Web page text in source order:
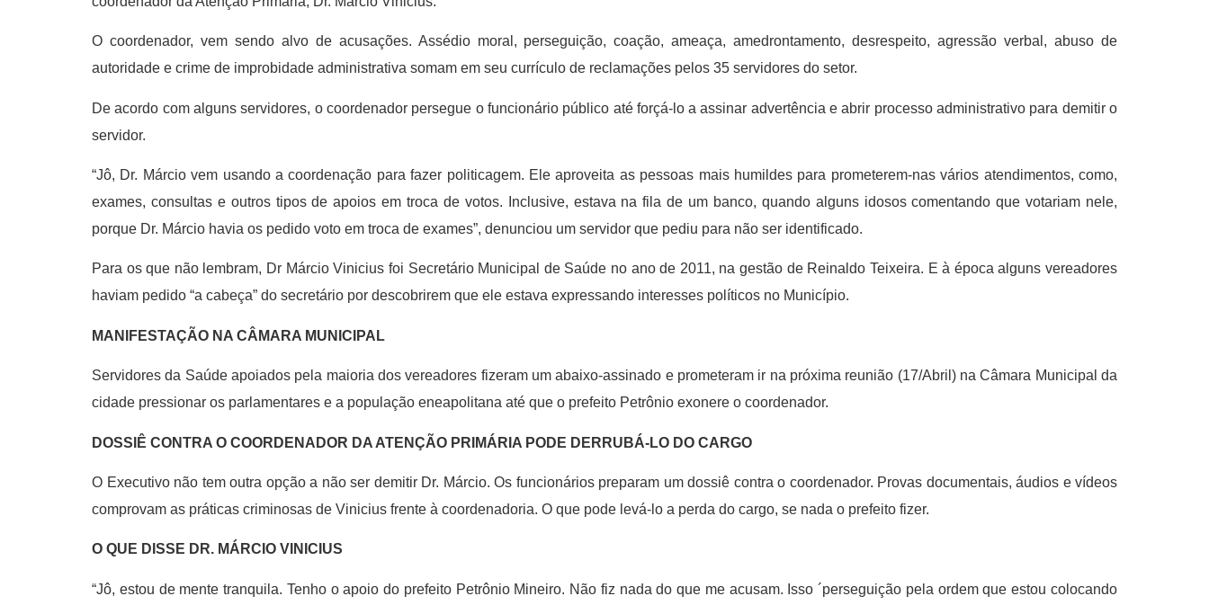
O coordenador, vem sendo alvo de acusações. Assédio moral, perseguição, coação, ameaça, amedrontamento, desrespeito, agressão verbal, abuso de
autoridade e crime de improbidade administrativa somam em seu currículo de reclamações pelos 35 servidores do setor.
De acordo com alguns servidores, o coordenador persegue o funcionário público até forçá-lo a assinar advertência e abrir processo administrativo para demitir o
servidor.
“Jô, Dr. Márcio vem usando a coordenação para fazer politicagem. Ele aproveita as pessoas mais humildes para prometerem-nas vários atendimentos, como,
exames, consultas e outros tipos de apoios em troca de votos. Inclusive, estava na fila de um banco, quando alguns idosos comentando que votariam nele,
porque Dr. Márcio havia os pedido voto em troca de exames”, denunciou um servidor que pediu para não ser identificado.
Para os que não lembram, Dr Márcio Vinicius foi Secretário Municipal de Saúde no ano de 2011, na gestão de Reinaldo Teixeira. E à época alguns vereadores
haviam pedido “a cabeça” do secretário por descobrirem que ele estava expressando interesses políticos no Município.
MANIFESTAÇÃO NA CÂMARA MUNICIPAL
Servidores da Saúde apoiados pela maioria dos vereadores fizeram um abaixo-assinado e prometeram ir na próxima reunião (17/Abril) na Câmara Municipal da
cidade pressionar os parlamentares e a população eneapolitana até que o prefeito Petrônio exonere o coordenador.
DOSSIÊ CONTRA O COORDENADOR DA ATENÇÃO PRIMÁRIA PODE DERRUBÁ-LO DO CARGO
O Executivo não tem outra opção a não ser demitir Dr. Márcio. Os funcionários preparam um dossiê contra o coordenador. Provas documentais, áudios e vídeos
comprovam as práticas criminosas de Vinicius frente à coordenadoria. O que pode levá-lo a perda do cargo, se nada o prefeito fizer.
O QUE DISSE DR. MÁRCIO VINICIUS
“Jô, estou de mente tranquila. Tenho o apoio do prefeito Petrônio Mineiro. Não fiz nada do que me acusam. Isso ´perseguição pela ordem que estou colocando